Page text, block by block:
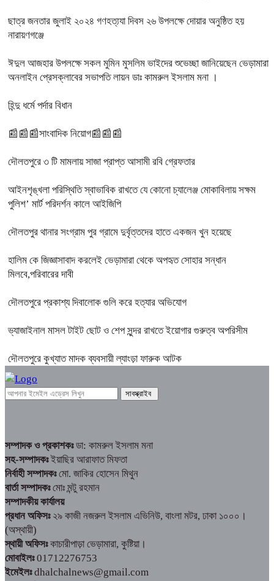
ছাত্র জনতার জুলাই ২০২৪ গণহত্য্যা দিবস ২৬ উপলক্ষে দোয়ার অনুষ্ঠিত হয়
নারায়ণগঞ্জে
ঈদুল আজহার উপলক্ষে সকল মুমিন মুসলিম ভাইদের শুভেচ্ছা জানিয়েছেন ভেড়ামারা
অনলাইন প্রেসক্লাবের সভাপতি লায়ন ডাঃ কামরুল ইসলাম মনা ।
হিন্দু ধর্মে পর্দার বিধান
📰📰📰সাংবাদিক নিয়োগ📰📰📰
দৌলতপুরে ৩ টি মামলায় সাজা প্রাপ্ত আসামী রবি গ্রেফতার
আইনশৃঙ্খলা পরিস্থিতি স্বাভাবিক রাখতে যে কোনো চ্যালেঞ্জ মোকাবিলায় সক্ষম
পুলিশ’ মার্ট পরিদর্শন কালে আইজিপি
দৌলতপুর থানার সংগ্রাম পুর গ্রামে দুর্বৃত্তদের হাতে একজন খুন হয়েছে
হালিম কে জিজ্ঞাসাবাদ করলেই ভেড়ামারা থেকে অপহৃত সোহার সন্ধান
মিলবে,পরিবারের দাবী
দৌলতপুরে প্রকাশ্য দিবালোক গুলি করে হত্যার অভিযোগ
ভ্যাজাইনাল মাসল টাইট ছোট ও শেপ সুন্দর রাখতে ইয়োগার গুরুত্ব অপরিসীম
দৌলতপুরে কুখ্যাত মাদক ব্যবসায়ী ল্যাংড়া ফারুক আটক
সম্পাদক ও প্রকাশকঃডা: কামরুল ইসলাম মনা
সহ-সম্পাদকঃইয়াছির আরাফাত মিফতা
নির্বাহী সম্পাদকঃমো. জাকির হোসেন মিথুন
বার্তা সম্পাদকঃমোঃ মন্টু রহমান
সম্পাদকীয় কার্যালয়
প্রধান অফিসঃ২৯ কাজী নজরুল ইসলাম এভিনিউ, বাংলা মটর, ঢাকা ১০০০।
(অস্থায়ী)
স্থায়ী অফিসঃকাচারীপাড়া ভেড়ামারা, কুষ্টিয়া।
মোবাইলঃ01712276753
ইমেইলঃdhalchalnews@gmail.com